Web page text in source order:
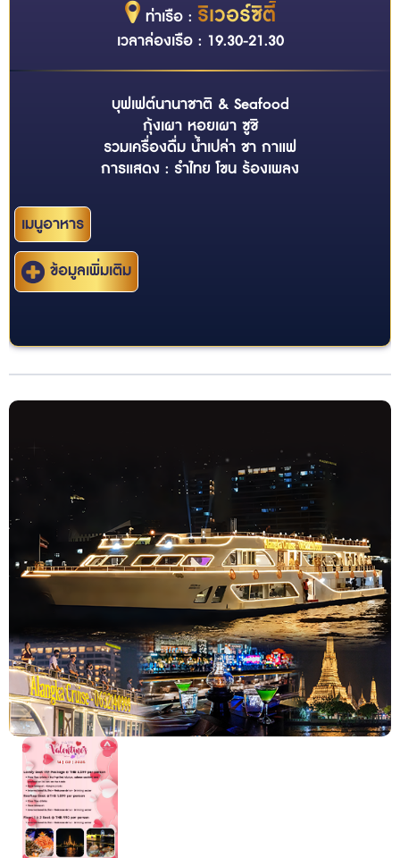
ท่าเรือ : ริเวอร์ซิตี้
เวลาล่องเรือ : 19.30-21.30
บุฟเฟต์นานาชาติ & Seafood
กุ้งเผา หอยเผา ซูชิ
รวมเครื่องดื่ม น้ำเปล่า ชา กาแฟ
การแสดง : รำไทย โขน ร้องเพลง
เมนูอาหาร
ข้อมูลเพิ่มเติม